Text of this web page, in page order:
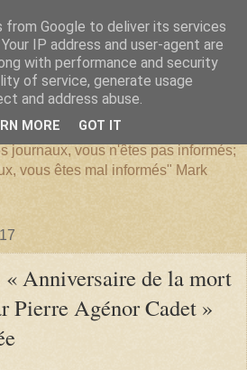
journaux, vous n'êtes pas informés;
vous êtes mal informés" Mark
« Anniversaire de la mort
Pierre Agénor Cadet »
from Google to deliver its services
IP address and user-agent are
with performance and security
of service, generate usage
and address abuse.
MORE GOT IT